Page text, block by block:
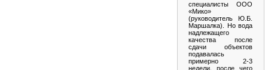
специалисты ООО
«Мико»
(руководитель Ю.Б.
Маршалка). Но вода
надлежащего
качества после
сдачи объектов
подавалась
примерно 2-3
недели, после чего